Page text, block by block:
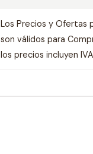
Los Precios y Ofertas
son válidos para
los precios incluyen